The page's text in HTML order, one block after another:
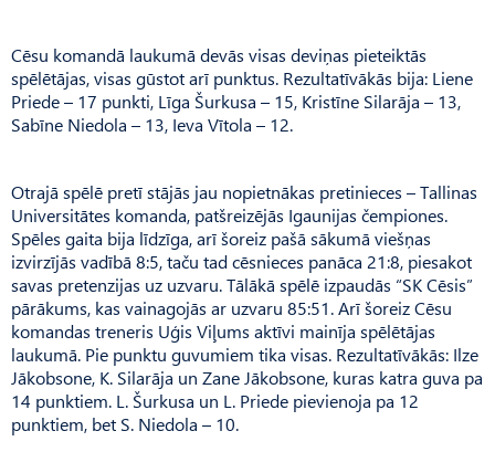
Cēsu komandā laukumā devās visas deviņas pieteiktās
spēlētājas, visas gūstot arī punktus. Rezultatīvākās bija: Liene
Priede – 17 punkti, Līga Šurkusa – 15, Kristīne Silarāja – 13,
Sabīne Niedola – 13, Ieva Vītola – 12.
Otrajā spēlē pretī stājās jau nopietnākas pretinieces – Tallinas
Universitātes komanda, patšreizējās Igaunijas čempiones.
Spēles gaita bija līdzīga, arī šoreiz pašā sākumā viešņas
izvirzījās vadībā 8:5, taču tad cēsnieces panāca 21:8, piesakot
savas pretenzijas uz uzvaru. Tālākā spēlē izpaudās “SK Cēsis”
pārākums, kas vainagojās ar uzvaru 85:51. Arī šoreiz Cēsu
komandas treneris Uģis Viļums aktīvi mainīja spēlētājas
laukumā. Pie punktu guvumiem tika visas. Rezultatīvākās: Ilze
Jākobsone, K. Silarāja un Zane Jākobsone, kuras katra guva pa
14 punktiem. L. Šurkusa un L. Priede pievienoja pa 12
punktiem, bet S. Niedola – 10.